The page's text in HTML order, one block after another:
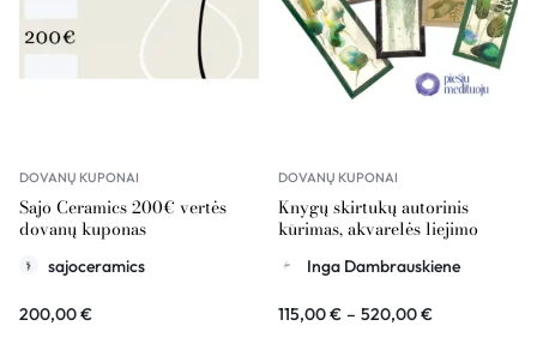
DOVANŲ KUPONAI
Sajo Ceramics 200€ vertės
dovanų kuponas
sajoceramics
200,00€
DOVANŲ KUPONAI
Knygų skirtukų autorinis
kūrimas, akvarelės liejimo
Inga Dambrauskiene
115,00€ – 520,00€